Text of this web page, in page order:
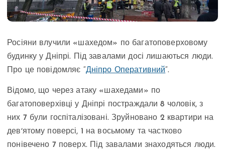
Росіяни влучили «шахедом» по багатоповерховому
будинку у Дніпрі. Під завалами досі лишаються люди.
Про це повідомляє “Дніпро Оперативний“.
Відомо, що через атаку «шахедами» по
багатоповерхівці у Дніпрі постраждали 8 чоловік, з
них 7 були госпіталізовані. Зруйновано 2 квартири на
девʼятому поверсі, 1 на восьмому та частково
понівечено 7 поверх. Під завалами знаходяться люди.